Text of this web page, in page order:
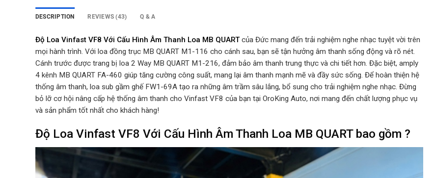
DESCRIPTION REVIEWS (43) Q & A
Độ Loa Vinfast VF8 Với Cấu Hình Âm Thanh Loa MB QUARTcủa Đức mang đến trải nghiệm nghe nhạc tuyệt vời trên
mọi hành trình. Với loa đồng trục MB QUART M1-116 cho cánh sau, bạn sẽ tận hưởng âm thanh sống động và rõ nét.
Cánh trước được trang bị loa 2 Way MB QUART M1-216, đảm bảo âm thanh trung thực và chi tiết hơn. Đặc biệt, amply
4 kênh MB QUART FA-460 giúp tăng cường công suất, mang lại âm thanh mạnh mẽ và đầy sức sống. Để hoàn thiện hệ
thống âm thanh, loa sub gầm ghế FW1-69A tạo ra những âm trầm sâu lắng, bổ sung cho trải nghiệm nghe nhạc. Đừng
bỏ lỡ cơ hội nâng cấp hệ thống âm thanh cho Vinfast VF8 của bạn tại OroKing Auto, nơi mang đến chất lượng phục vụ
và sản phẩm tốt nhất cho khách hàng!
Độ Loa Vinfast VF8 Với Cấu Hình Âm Thanh Loa MB QUART bao gồm ?